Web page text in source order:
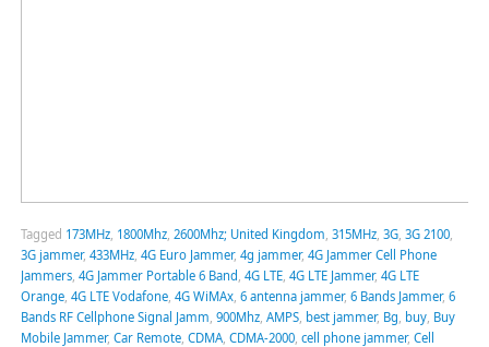
Tagged 173MHz, 1800Mhz, 2600Mhz; United Kingdom 315MHz, 3G, 3G 2100,
3G jammer, 433MHz, 4G Euro Jammer, 4g jammer, 4G Jammer Cell Phone
Jammers, 4G Jammer Portable 6 Band 4G LTE, 4G LTE Jammer, 4G LTE
Orange, 4G LTE Vodafone, 4G WiMAx, 6 antenna jammer, 6 Bands Jammer, 6
Bands RF Cellphone Signal Jamm 900Mhz, AMPS, best jammer, Bg buy, Buy
Mobile Jammer, Car Remote, CDMA, CDMA-2000, cell phone jammer, Cell